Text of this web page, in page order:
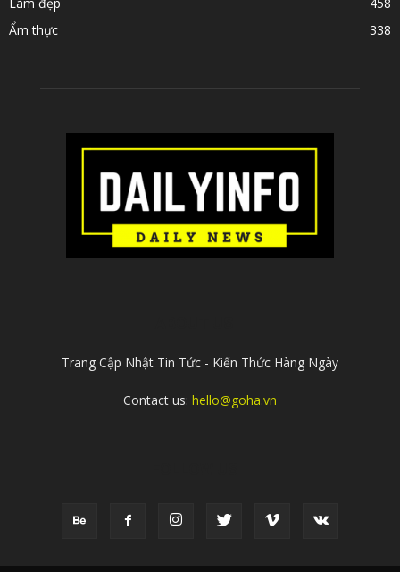
Làm đẹp
458
Ẩm thực
338
Trang Cập Nhật Tin Tức - Kiến Thức Hàng Ngày
Contact us: hello@goha.vn